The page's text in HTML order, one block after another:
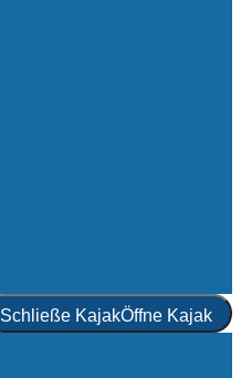
Schließe KajakÖffne Kajak